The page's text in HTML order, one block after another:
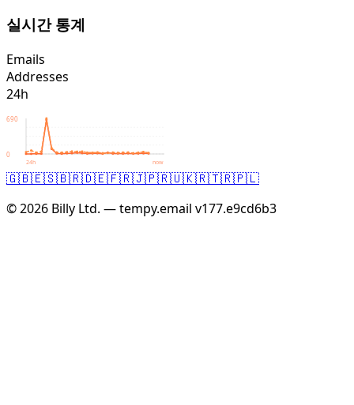
실시간 통계
Emails
Addresses
24h
690
0
24h now
🇬🇧🇪🇸🇧🇷🇩🇪🇫🇷🇯🇵🇷🇺🇰🇷🇹🇷🇵🇱
© 2026 Billy Ltd. — tempy.email v177.e9cd6b3